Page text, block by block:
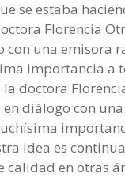
se estaba
Florencia
con una emisora
importancia a
doctora
diálogo con
idea es
en otras